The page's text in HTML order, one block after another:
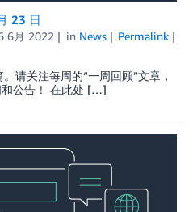
23 日
6月 2022 in News
Permalink
请关注每周的“一周回顾”文章，
和公告！ 在此处 […]